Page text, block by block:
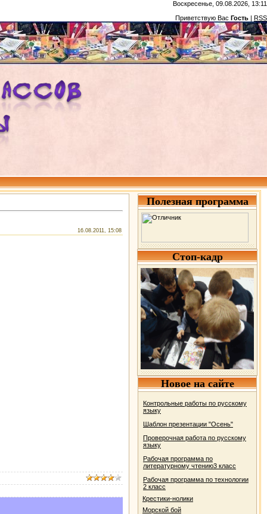
Воскресенье, 09.08.2026, 13:11
Приветствую Вас Гость | RSS
16.08.2011, 15:08
Полезная программа
Стоп-кадр
Новое на сайте
Контрольные работы по русскому
языку
Шаблон презентации "Осень"
Проверочная работа по русскому
языку
Рабочая программа по
литературному чтению3 класс
Рабочая программа по технологии
2 класс
Крестики-нолики
Морской бой